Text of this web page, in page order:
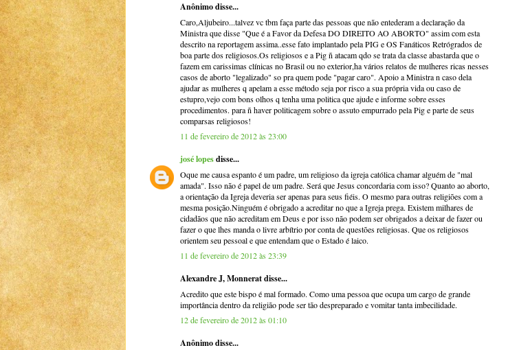
Anônimo disse...
Caro,Aljubeiro...talvez vc tbm faça parte das pessoas que não entederam a declaração da
Ministra que disse "Que é a Favor da Defesa DO DIREITO AO ABORTO" assim com esta
descrito na reportagem assima..esse fato implantado pela PIG e OS Fanáticos Retrógrados de
boa parte dos religiosos.Os religiosos e a Pig ñ atacam qdo se trata da classe abastarda que o
fazem em carissimas clínicas no Brasil ou no exterior,ha vários relatos de mulheres ricas nesses
casos de aborto "legalizado" so pra quem pode "pagar caro". Apoio a Ministra n caso dela
ajudar as mulheres q apelam a esse método seja por risco a sua própria vida ou caso de
estupro,vejo com bons olhos q tenha uma politica que ajude e informe sobre esses
procedimentos. para ñ haver politicagem sobre o assuto empurrado pela Pig e parte de seus
comparsas religiosos!
11 de fevereiro de 2012 às 23:00
josé lopesdisse...
Oque me causa espanto é um padre, um religioso da igreja católica chamar alguém de "mal
amada". Isso não é papel de um padre. Será que Jesus concordaria com isso? Quanto ao aborto,
a orientação da Igreja deveria ser apenas para seus fiéis. O mesmo para outras religiões com a
mesma posição.Ninguém é obrigado a acreditar no que a Igreja prega. Existem milhares de
cidadãos que não acreditam em Deus e por isso não podem ser obrigados a deixar de fazer ou
fazer o que lhes manda o livre arbítrio por conta de questões religiosas. Que os religiosos
orientem seu pessoal e que entendam que o Estado é laico.
11 de fevereiro de 2012 às 23:39
Alexandre J, Monnerat disse...
Acredito que este bispo é mal formado. Como uma pessoa que ocupa um cargo de grande
importância dentro da religião pode ser tão despreparado e vomitar tanta imbecilidade.
12 de fevereiro de 2012 às 01:10
Anônimo disse...